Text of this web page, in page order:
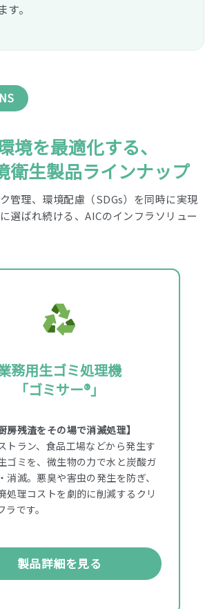
。
境を最適化する、
衛生製品ラインナップ
管理、環境配慮（SDGs）を同時に実現
選ばれ続ける、AICのインフラソリュー
務用生ゴミ処理機
「ゴミサー®」
房残渣をその場で消滅処理】
トラン、食品工場などから発生す
ゴミを、微生物の力で水と炭酸ガ
消滅。悪臭や害虫の発生を防ぎ、
処理コストを劇的に削減するクリ
です。
製品詳細を見る